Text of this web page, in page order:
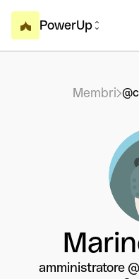
PowerUp
Membri
amministratore